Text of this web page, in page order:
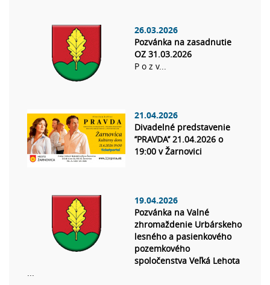
26.03.2026
Pozvánka na zasadnutie
OZ 31.03.2026
P o z v...
21.04.2026
Divadelné predstavenie
’’PRAVDA’’ 21.04.2026 o
19:00 v Žarnovici
19.04.2026
Pozvánka na Valné
zhromaždenie Urbárskeho
lesného a pasienkového
pozemkového
spoločenstva Veľká Lehota
...